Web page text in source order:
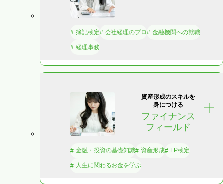
簿記検定 会社経理のプロ 金融機関への就職
経理事務
資産形成のスキルを
身につける
ファイナンス
フィールド
金融・投資の基礎知識 資産形成 FP検定
人生に関わるお金を学ぶ